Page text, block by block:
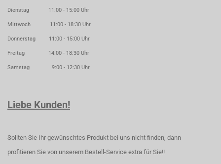
Dienstag 11:00 - 15:00 Uhr
Mittwoch 11:00 - 18:30 Uhr
Donnerstag 11:00 - 15:00 Uhr
Freitag 14:00 - 18:30 Uhr
Samstag 9:00 - 12:30 Uhr
Liebe Kunden!
Sollten Sie Ihr gewünschtes Produkt bei uns nicht finden, dann
profitieren Sie von unserem Bestell-Service extra für Sie!!